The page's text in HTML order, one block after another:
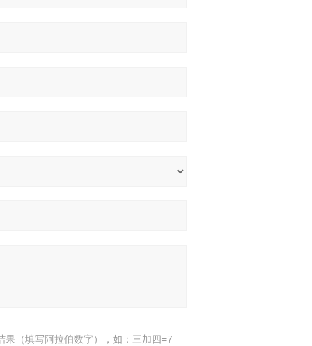
果（填写阿拉伯数字），如：三加四=7